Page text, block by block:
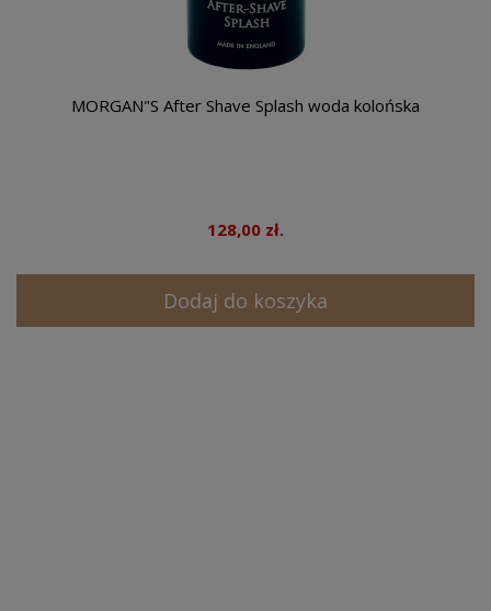
MORGAN"S After Shave Splash woda kolońska
128,00 zł.
Dodaj do koszyka